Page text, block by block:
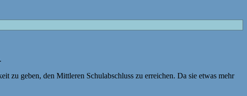
zu geben, den Mittleren Schulabschluss zu erreichen. Da sie etwas mehr